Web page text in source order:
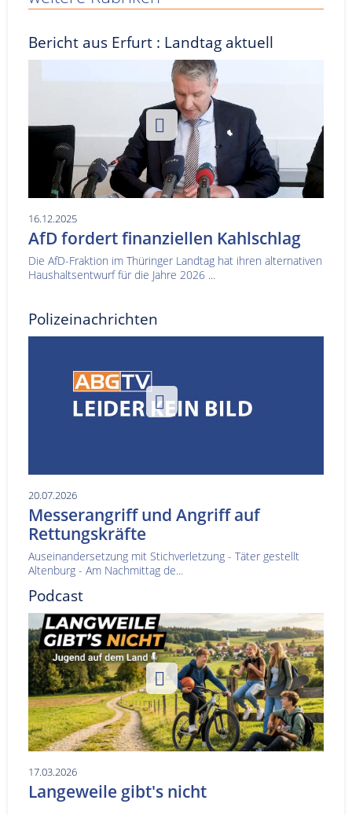
Bericht aus Erfurt : Landtag aktuell
16.12.2025
AfD fordert finanziellen Kahlschlag
Die AfD-Fraktion im Thüringer Landtag hat ihren alternativen
Haushaltsentwurf für die Jahre 2026 ...
Polizeinachrichten
20.07.2026
Messerangriff und Angriff auf
Rettungskräfte
Auseinandersetzung mit Stichverletzung - Täter gestellt
Altenburg - Am Nachmittag de...
Podcast
17.03.2026
Langeweile gibt's nicht